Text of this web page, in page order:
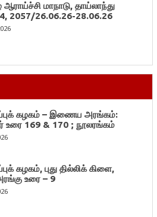
ஆராய்ச்சி மாநாடு, தாய்லாந்து
2057/26.06.26-28.06.26
கழகம் – இணைய அரங்கம்:
169 & 170 ; நூலரங்கம்
கழகம், புது தில்லிக் கிளை,
உரை – 9